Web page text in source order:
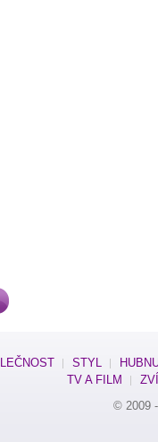
STYL
TV A FILM
© 2009